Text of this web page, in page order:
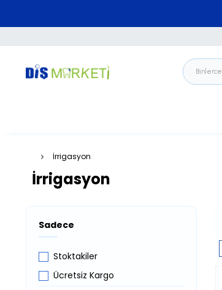
İrrigasyon
İrrigasyon
Sadece
Stoktakiler
Ücretsiz Kargo